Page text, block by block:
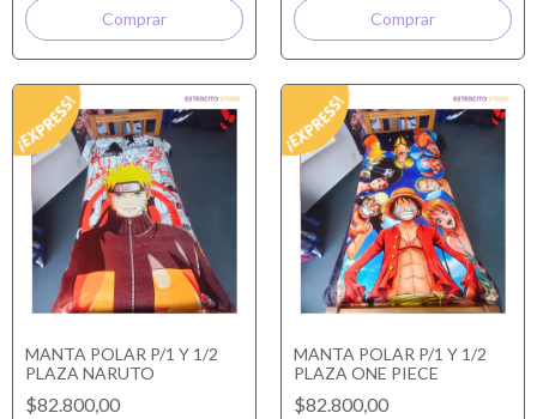
MANTA POLAR P/1 Y 1/2
PLAZA NARUTO
$82.800,00
MANTA POLAR P/1 Y 1/2
PLAZA ONE PIECE
$82.800,00